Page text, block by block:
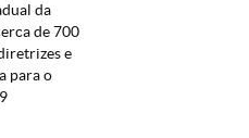
da
de 700
e
para o